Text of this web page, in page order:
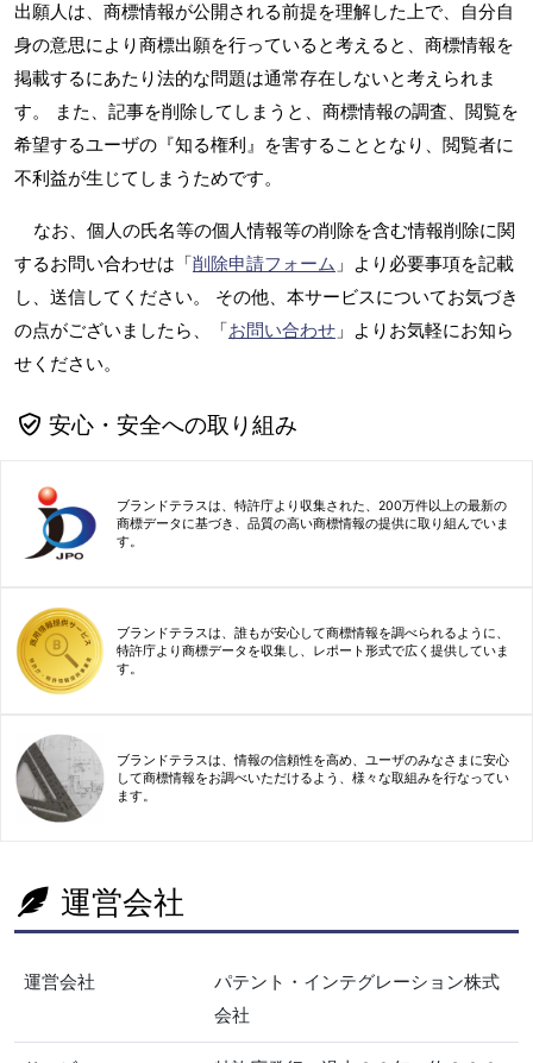
出願人は、商標情報が公開される前提を理解した上で、自分自
身の意思により商標出願を行っていると考えると、商標情報を
掲載するにあたり法的な問題は通常存在しないと考えられま
す。 また、記事を削除してしまうと、商標情報の調査、閲覧を
希望するユーザの『知る権利』を害することとなり、閲覧者に
不利益が生じてしまうためです。
なお、個人の氏名等の個人情報等の削除を含む情報削除に関
するお問い合わせは「削除申請フォーム 」より必要事項を記載
し、送信してください。 その他、本サービスについてお気づき
の点がございましたら、「お問い合わせ 」よりお気軽にお知ら
せください。
安心・安全への取り組み
ブランドテラスは、特許庁より収集された、200万件以上の最新の
商標データに基づき、品質の高い商標情報の提供に取り組んでいま
す。
ブランドテラスは、誰もが安心して商標情報を調べられるように、
特許庁より商標データを収集し、レポート形式で広く提供していま
す。
ブランドテラスは、情報の信頼性を高め、ユーザのみなさまに安心
して商標情報をお調べいただけるよう、様々な取組みを行なってい
ます。
運営会社
運営会社
パテント・インテグレーション株式
会社